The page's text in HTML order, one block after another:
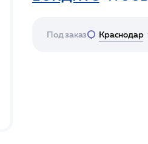
Под заказ Краснодар